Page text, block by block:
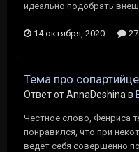
идеально подобрать
14 октября, 2020
Тема про
Ответ от AnnaDeshina в
Честное слово, Фенриса
понравился, что при
ведет себя совершенно